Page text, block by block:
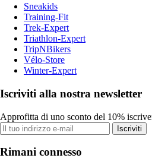
Sneakids
Training-Fit
Trek-Expert
Triathlon-Expert
TripNBikers
Vélo-Store
Winter-Expert
Iscriviti alla nostra newsletter
Approfitta di uno sconto del 10%
Iscriviti
Rimani connesso